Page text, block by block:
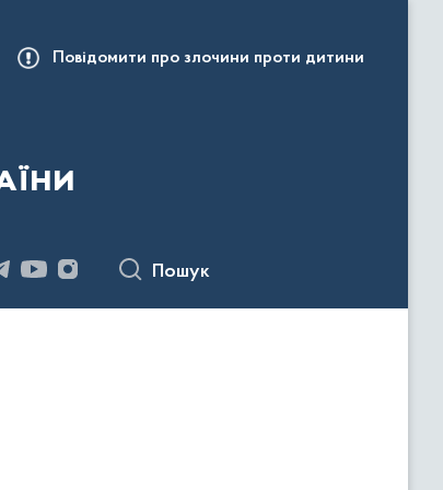
Повідомити про злочини проти дитини
Пошук